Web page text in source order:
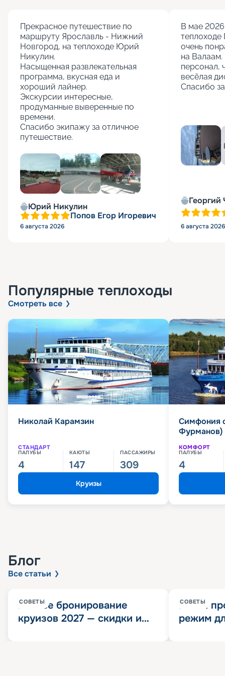
Прекрасное путешествие по
маршруту Ярославль - Нижний
Новгород, на теплоходе Юрий
Никулин.
Насыщенная развлекательная
программа, вкусная еда и
хороший лайнер.
Экскурсии интересные,
продуманные выверенные по
времени.
Спасибо экипажу за отличное
путешествие.
Юрий Никулин
Попов Егор Игоревич
6 августа 2026
В мае
теплоходе
очень
на Валаам.
персонал,
весёлая
Спасибо
Георгий
6 августа 2026
Популярные теплоходы
Смотреть все
Николай Карамзин
СТАНДАРТ
ПАЛУБЫ
4
КАЮТЫ
147
ПАССАЖИРЫ
309
Круизы
Симфония
Фурманов)
КОМФОРТ
ПАЛУБЫ
4
Блог
Все статьи
СОВЕТЫ
Раннее бронирование
круизов 2027 — скидки и
СОВЕТЫ
Китай
режим